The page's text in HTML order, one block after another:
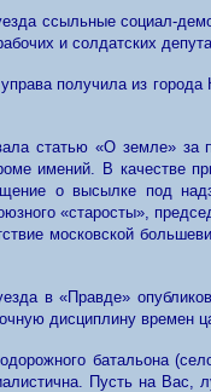
ссыльные социал-
и солдатских
получила из
статью «О земле»
имений. В качестве
о высылке под
«старосты»,
московской
в «Правде»
дисциплину времен
батальона
Пусть на Вас,